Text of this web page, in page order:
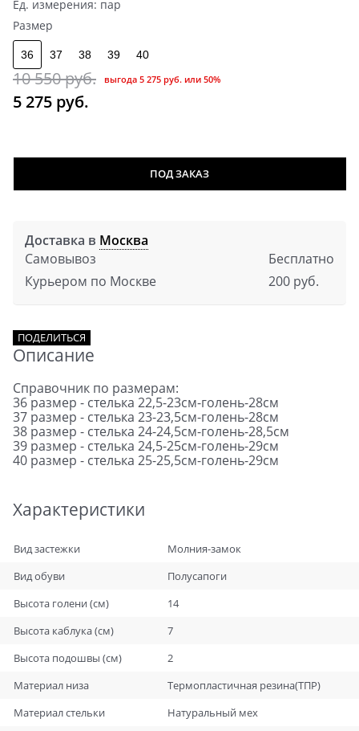
Ед. измерения: пар
Размер
36 37 38 39 40
10 550 руб.
5 275 руб.
выгода 5 275 руб. или 50%
ПОД ЗАКАЗ
Доставка в Москва
Самовывоз
Бесплатно
Курьером по Москве
200 руб.
ПОДЕЛИТЬСЯ
Описание
Справочник по размерам:
36 размер - стелька 22,5-23см-голень-28см
37 размер - стелька 23-23,5см-голень-28см
38 размер - стелька 24-24,5см-голень-28,5см
39 размер - стелька 24,5-25см-голень-29см
40 размер - стелька 25-25,5см-голень-29см
Характеристики
Вид застежки
Молния-замок
Вид обуви
Полусапоги
Высота голени (см)
14
Высота каблука (см)
7
Высота подошвы (см)
2
Материал низа
Термопластичная резина(ТПР)
Материал стельки
Натуральный мех